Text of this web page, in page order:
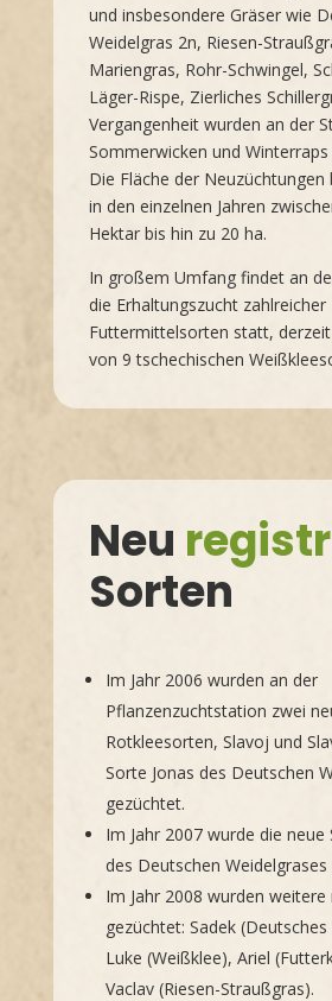
und insbesondere Gräser wie
Weidelgras 2n, Riesen-
Mariengras, Rohr-Schwingel,
Läger-Rispe, Zierliches
Vergangenheit wurden an der
Sommerwicken und
Die Fläche der Neuzüchtungen
in den einzelnen Jahren
Hektar bis hin zu 20 ha.
In großem Umfang findet an
die Erhaltungszucht zahlreicher
Futtermittelsorten statt,
von 9 tschechischen
Neu
Sorten
Im Jahr 2006 wurden an der
Pflanzenzuchtstation zwei
Rotkleesorten, Slavoj und
Sorte Jonas des Deutschen
gezüchtet.
Im Jahr 2007 wurde die neue
des Deutschen
Im Jahr 2008 wurden weitere
gezüchtet: Sadek
Luke (Weißklee), Ariel
Vaclav (Riesen-Straußgras).